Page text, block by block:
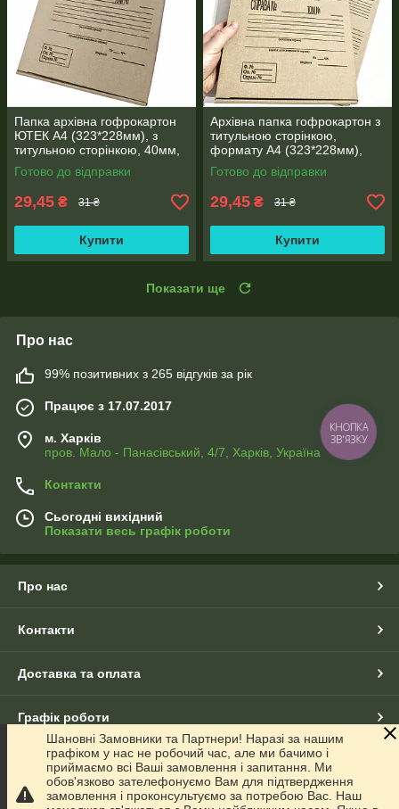
Папка архівна гофрокартон
ЮТЕК А4 (323*228мм), з
титульною сторінкою, 40мм,
місткість 250 аркушів
Готово до відправки
29,45 ₴ 31 ₴
Купити
Архівна папка гофрокартон з
титульною сторінкою,
формату А4 (323*228мм),
корінець 40 мм
Готово до відправки
29,45 ₴ 31 ₴
Купити
Показати ще
Про нас
99% позитивних з 265 відгуків за рік
Працює з 17.07.2017
м. Харків
пров. Мало - Панасівський, 4/7, Харків, Україна
Контакти
Сьогодні вихідний
Показати весь графік роботи
Про нас
Контакти
Доставка та оплата
Графік роботи
Повна версія сайту
Сайт створено на маркетплейсіProm.ua
Шановні Замовники та Партнери! Наразі за нашим
графіком у нас не робочий час, але ми бачимо і
приймаємо всі Ваші замовлення і запитання. Ми
обов'язково зателефонуємо Вам для підтвердження
замовлення і проконсультуємо за потребою Вас. Наш
КНОПКА
ЗВ'ЯЗКУ